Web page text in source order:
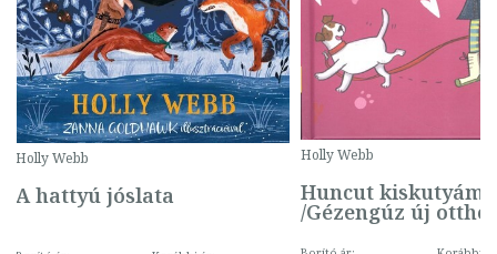
Holly Webb
A hattyú jóslata
Holly Webb
Huncut kiskutyám
/Gézengúz új